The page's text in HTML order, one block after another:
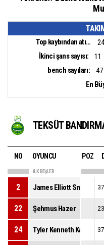
Top kaybından atılan sayı: 24
İkinci şans sayısı:
11
bench sayıları:
47
En
TEKSÜT
NO OYUNCU POZ
İLK BEŞLER
2 James Elliott Smith
22 Şehmus Hazer
24 Tyler Kenneth Kalinoski